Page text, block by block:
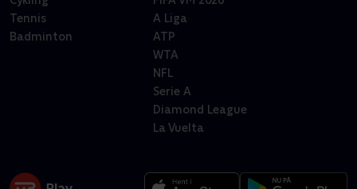
Tennis
Badminton
A Liga
ATP
WTA
NFL
Serie A
Diamond League
La Vuelta